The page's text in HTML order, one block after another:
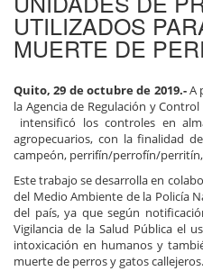
UTILIZADOS
MUERTE DE
Quito, 29 de octubre de 2019.-A
la Agencia de Regulación y
intensificó los controles en
agropecuarios, con la finalidad
campeón, perrifín/perrofín/
Este trabajo se desarrolla en
del Medio Ambiente de la Policía
del país, ya que según
Vigilancia de la Salud Pública el
intoxicación en humanos y
muerte de perros y gatos callejeros.